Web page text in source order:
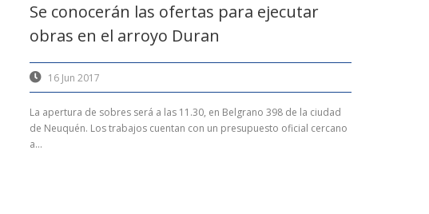
Se conocerán las ofertas para ejecutar
obras en el arroyo Duran
16 Jun 2017
La apertura de sobres será a las 11.30, en Belgrano 398 de la ciudad
de Neuquén. Los trabajos cuentan con un presupuesto oficial cercano
a...